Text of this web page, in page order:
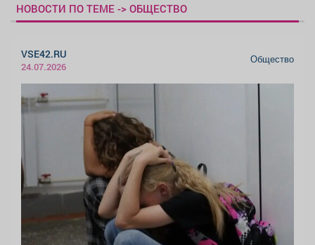
НОВОСТИ ПО ТЕМЕ -> ОБЩЕСТВО
VSE42.RU
24.07.2026
Общество